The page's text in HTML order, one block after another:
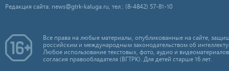
Редакция сайта: news@gtrk-kaluga.ru, тел.: (8-4842) 57-81-10
Все права на любые материалы, опубликованные на сайте,
российским и международным законодательством об
Любое использование текстовых, фото, аудио и
согласия правообладателя (ВГТРК). Для детей старше 16 лет.